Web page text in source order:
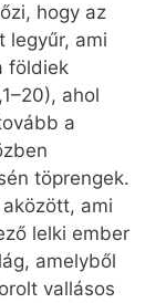
hogy az
legyűr, ami
földiek
ahol
a
töprengek.
ami
lelki ember
amelyből
vallásos